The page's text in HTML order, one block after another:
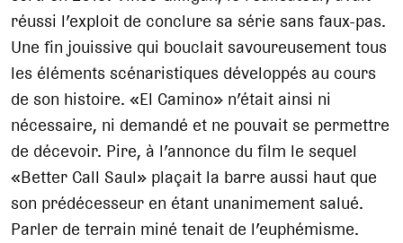
réussi l’exploit de conclure sa série sans faux-pas.
Une fin jouissive qui bouclait savoureusement tous
les éléments scénaristiques développés au cours
de son histoire. «El Camino» n’était ainsi ni
nécessaire, ni demandé et ne pouvait se permettre
de décevoir. Pire, à l’annonce du film le sequel
«Better Call Saul» plaçait la barre aussi haut que
son prédécesseur en étant unanimement salué.
Parler de terrain miné tenait de l’euphémisme.